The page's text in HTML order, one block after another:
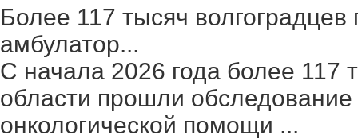
Более 117 тысяч
амбулатор...
С начала 2026 года более 117
области прошли
онкологической помощи ...